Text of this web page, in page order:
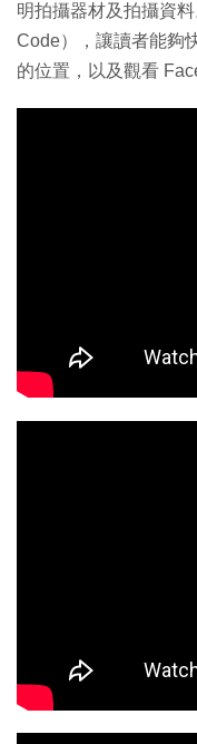
明拍攝器材及拍攝資
Code），讓讀者能夠
的位置，以及觀看